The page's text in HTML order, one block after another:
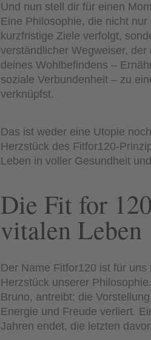
Und nun stell dir für einen
Eine Philosophie, die nicht
kurzfristige Ziele verfolgt,
verständlicher Wegweiser,
deines Wohlbefindens –
soziale Verbundenheit – zu
verknüpfst.
Das ist weder eine Utopie
Herzstück des Fitfor120-
Leben in voller Gesundheit
Die Fit for
vitalen Leben
Der Name Fitfor120 ist für
Herzstück unserer
Bruno, antreibt: die
Energie und Freude verliert.
Jahren endet, die letzten